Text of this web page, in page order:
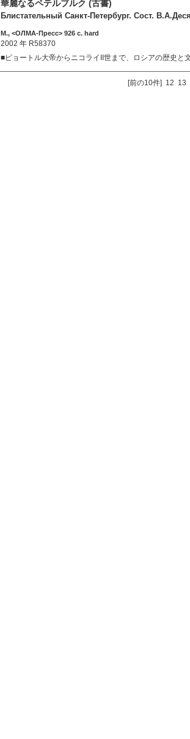
華麗なるペテルブルク (古書)
Блистательный Санкт-Петербург. Сост.
М., <ОЛМА-Пресс> 926 c. hard
2002 年 R58370
■ピョートル大帝からニコライII世まで、ロシアの歴史と
[前の10件] 12 13